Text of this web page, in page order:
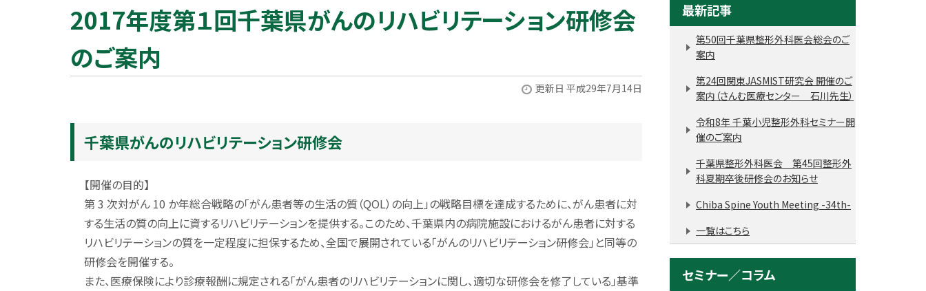
2017年度第１回千葉県がんのリハビリテーション研修会
のご案内
更新日 平成29年7月14日
千葉県がんのリハビリテーション研修会
【開催の目的】
第 3 次対がん 10 か年総合戦略の「がん患者等の生活の質（QOL）の向上」の戦略目標を達成するために、がん患者に対
する生活の質の向上に資するリハビリテーションを提供する。このため、千葉県内の病院施設におけるがん患者に対する
リハビリテーションの質を一定程度に担保するため、全国で展開されている「がんのリハビリテーション研修会」と同等の
研修会を開催する。
また、医療保険により診療報酬に規定される「がん患者のリハビリテーションに関し、適切な研修会を修了している」基準
最新記事
第50回千葉県整形外科医会総会のご
案内
第24回関東JASMIST研究会 開催のご
案内（さんむ医療センター 石川先生）
令和8年 千葉小児整形外科セミナー開
催のご案内
千葉県整形外科医会 第45回整形外
科夏期卒後研修会のお知らせ
Chiba Spine Youth Meeting -34th-
一覧はこちら
セミナー／コラム